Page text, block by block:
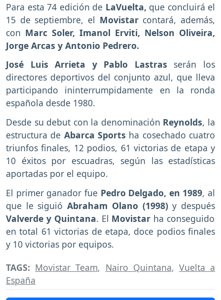
Para esta 74 edición de LaVuelta, que concluirá el
15 de septiembre, el Movistarcontará, además,
con Marc Soler, Imanol Erviti, Nelson Oliveira,
Jorge Arcas y Antonio Pedrero.
José Luis Arrieta y Pablo Lastras serán los
directores deportivos del conjunto azul, que lleva
participando ininterrumpidamente en la ronda
española desde 1980.
Desde su debut con la denominación Reynolds, la
estructura de Abarca Sports ha cosechado cuatro
triunfos finales, 12 podios, 61 victorias de etapa y
10 éxitos por escuadras, según las estadísticas
aportadas por el equipo.
El primer ganador fue Pedro Delgado, en 1989, al
que le siguióAbraham Olano (1998)y después
Valverde y Quintana. El Movistar ha conseguido
en total 61 victorias de etapa, doce podios finales
y 10 victorias por equipos.
TAGS: Movistar Team, Nairo Quintana, Vuelta a
España